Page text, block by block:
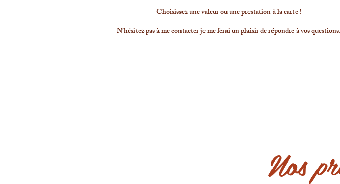
Choisissezune valeur ou une prestation à la carte !
N’hésitez pas à me contacter je me ferai un plaisir de répondre à vos questions.
Nos